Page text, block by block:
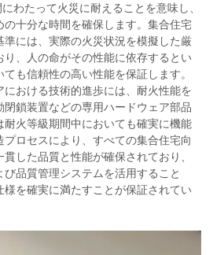
わたって火災に耐えることを意味し、
十分な時間を確保します。集合住宅
には、実際の火災状況を模擬した厳
、人の命がその性能に依存するとい
も信頼性の高い性能を保証します。
おける技術的進歩には、耐火性能を
鎖装置などの専用ハードウェア部品
火等級期間中においても確実に機能
ロセスにより、すべての集合住宅向
した品質と性能が確保されており、
品質管理システムを活用すること
を確実に満たすことが保証されてい